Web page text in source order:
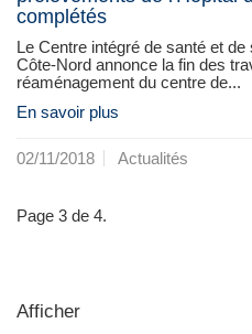
complétés
Le Centre intégré de santé et
Côte-Nord annonce la fin des
réaménagement du centre de...
En savoir plus
02/11/2018 Actualités
Page 3 de 4.
Afficher